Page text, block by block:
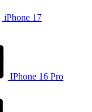
iPhone 17
IPhone 16 Pro